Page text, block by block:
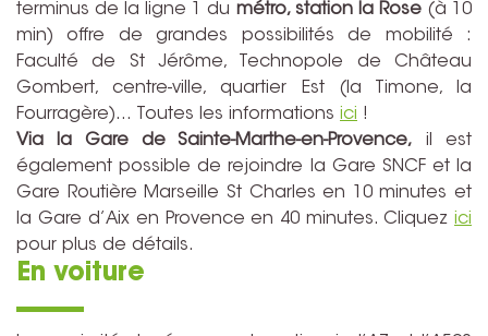
terminus de la ligne 1 du métro, station la Rose(à 10
min) offre de grandes possibilités de mobilité :
Faculté de St Jérôme, Technopole de Château
Gombert, centre-ville, quartier Est (la Timone, la
Fourragère)… Toutes les informations ici !
Via la Gare de Sainte-Marthe-en-Provence, il est
également possible de rejoindre la Gare SNCF et la
Gare Routière Marseille St Charles en 10 minutes et
la Gare d’Aix en Provence en 40 minutes. Cliquez ici
pour plus de détails.
En voiture